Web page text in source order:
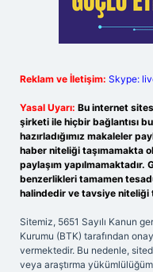
Reklam ve İletişim: Skype:
Yasal Uyarı: Bu internet
şirketi ile hiçbir bağlantısı
hazırladığımız makaleler
haber niteliği taşımamakta
paylaşım
benzerlikleri tamamen
halindedir ve tavsiye niteliği
Sitemiz, 5651 Sayılı Kanun
Kurumu (BTK) tarafından
vermektedir. Bu nedenle,
veya araştırma